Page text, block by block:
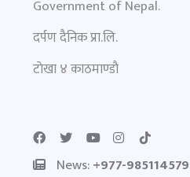
Government of Nepal.
दर्पण दैनिक प्रा.लि.
टाेखा ४ काठमाण्डाै
News:+977-